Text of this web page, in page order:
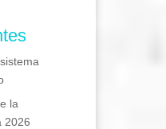
la
2026